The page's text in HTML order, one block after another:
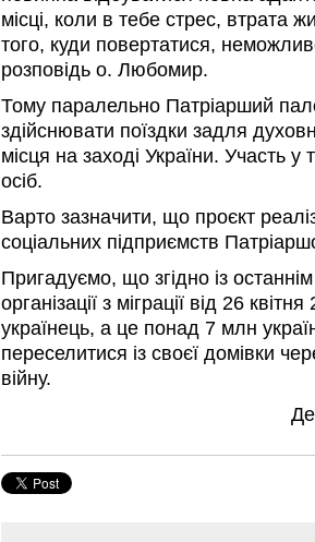
місці, коли в тебе стрес, втрата
того, куди повертатися,
розповідь о. Любомир.
Тому паралельно Патріарший
здійснювати поїздки задля
місця на заході України. Участь
осіб.
Варто зазначити, що проєкт
соціальних підприємств
Пригадуємо, що згідно із
організації з міграції від 26
українець, а це понад 7 млн
переселитися із своєї домівки
війну.